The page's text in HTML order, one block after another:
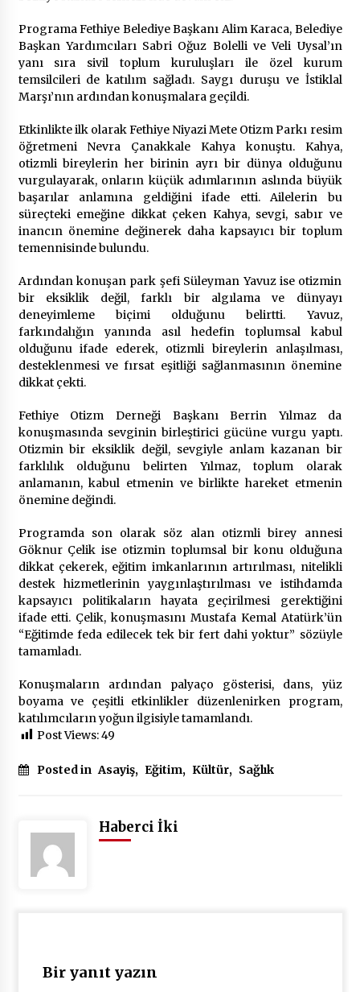
DESTEK
2 ay ago
Mobil Tekerlekli Sandalye Tamir Aracı Engelsiz
Muğla İçin Yollarda
Saadet Partisi Ziyaretlere Devam Ediyor
4 ay ago
Başkan Aras “Bizler Günü Kurtaran Değil, Yarını
Kuran İşler İçin Çalışacağız”
Seydikemer Belediye Meclisi Ekim Ayı
Toplantısı Yapıldı
2 yıl ago
“Hiç Kimse Kaçak Yapım Legalleşecek Ümidinde
Muğla’da Çoğunluk CHP’de
2 yıl ago
Programa Fethiye Belediye Başkanı Alim Karaca, Belediye
Başkan Yardımcıları Sabri Oğuz Bolelli ve Veli Uysal’ın
yanı sıra sivil toplum kuruluşları ile özel kurum
temsilcileri de katılım sağladı. Saygı duruşu ve İstiklal
Marşı’nın ardından konuşmalara geçildi.
Etkinlikte ilk olarak Fethiye Niyazi Mete Otizm Parkı resim
öğretmeni Nevra Çanakkale Kahya konuştu. Kahya,
otizmli bireylerin her birinin ayrı bir dünya olduğunu
vurgulayarak, onların küçük adımlarının aslında büyük
başarılar anlamına geldiğini ifade etti. Ailelerin bu
süreçteki emeğine dikkat çeken Kahya, sevgi, sabır ve
inancın önemine değinerek daha kapsayıcı bir toplum
temennisinde bulundu.
Ardından konuşan park şefi Süleyman Yavuz ise otizmin
bir eksiklik değil, farklı bir algılama ve dünyayı
deneyimleme biçimi olduğunu belirtti. Yavuz,
farkındalığın yanında asıl hedefin toplumsal kabul
olduğunu ifade ederek, otizmli bireylerin anlaşılması,
desteklenmesi ve fırsat eşitliği sağlanmasının önemine
dikkat çekti.
Fethiye Otizm Derneği Başkanı Berrin Yılmaz da
konuşmasında sevginin birleştirici gücüne vurgu yaptı.
Otizmin bir eksiklik değil, sevgiyle anlam kazanan bir
farklılık olduğunu belirten Yılmaz, toplum olarak
anlamanın, kabul etmenin ve birlikte hareket etmenin
önemine değindi.
Programda son olarak söz alan otizmli birey annesi
Göknur Çelik ise otizmin toplumsal bir konu olduğuna
dikkat çekerek, eğitim imkanlarının artırılması, nitelikli
destek hizmetlerinin yaygınlaştırılması ve istihdamda
kapsayıcı politikaların hayata geçirilmesi gerektiğini
ifade etti. Çelik, konuşmasını Mustafa Kemal Atatürk’ün
“Eğitimde feda edilecek tek bir fert dahi yoktur” sözüyle
tamamladı.
Konuşmaların ardından palyaço gösterisi, dans, yüz
boyama ve çeşitli etkinlikler düzenlenirken program,
katılımcıların yoğun ilgisiyle tamamlandı.
Post Views:49
Posted in Asayiş, Eğitim, Kültür, Sağlık
Haberci İki
Bir yanıt yazın